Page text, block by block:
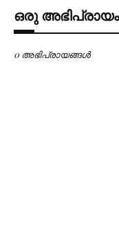
ഒരു
0 അഭിപ്രായങ്ങള്‍